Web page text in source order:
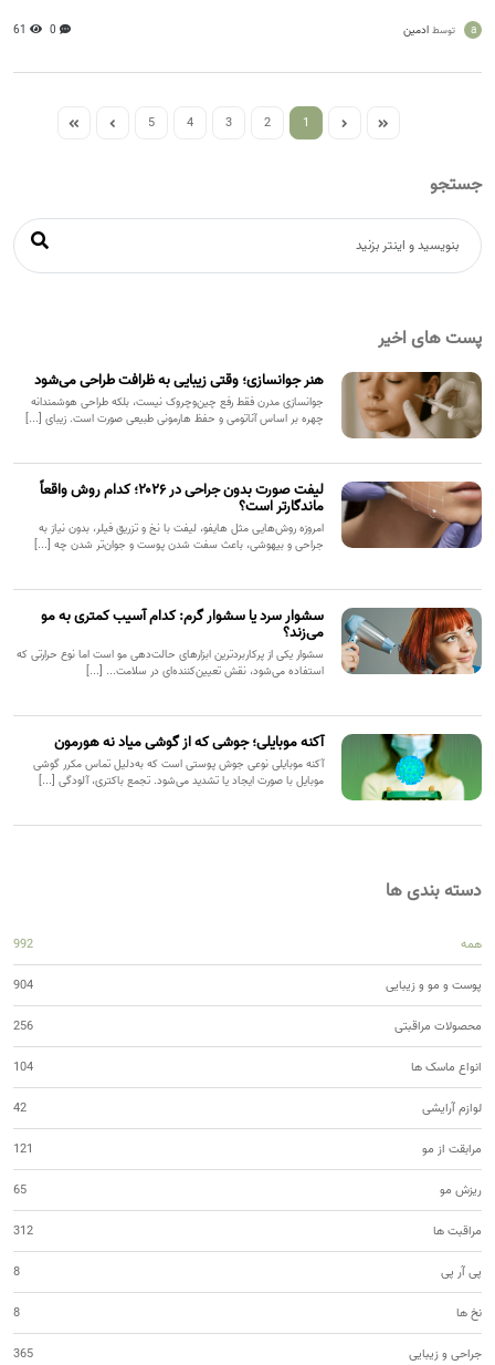
a توسط ادمین 0
61
1
2
3
4
5
جستجو
پست های اخیر
هنر جوانسازی؛ وقتی زیبایی به ظرافت طراحی می‌شود
جوانسازی مدرن فقط رفع چین‌وچروک نیست، بلکه طراحی هوشمندانه
چهره بر اساس آناتومی و حفظ هارمونی طبیعی صورت است. زیبای [...]
لیفت صورت بدون جراحی در ۲۰۲۶؛ کدام روش واقعاً
ماندگارتر است؟
امروزه روش‌هایی مثل هایفو، لیفت با نخ و تزریق فیلر، بدون نیاز به
جراحی و بیهوشی، باعث سفت شدن پوست و جوان‌تر شدن چه [...]
سشوار سرد یا سشوار گرم: کدام آسیب کمتری به مو
می‌زند؟
سشوار یکی از پرکاربردترین ابزارهای حالت‌دهی مو است اما نوع حرارتی که
استفاده می‌شود، نقش تعیین‌کننده‌ای در سلامت... [...]
آکنه موبایلی؛ جوشی که از گوشی میاد نه هورمون
آکنه موبایلی نوعی جوش پوستی است که به‌دلیل تماس مکرر گوشی
موبایل با صورت ایجاد یا تشدید می‌شود. تجمع باکتری، آلودگی [...]
دسته بندی ها
همه 992
پوست و مو و زیبایی 904
محصولات مراقبتی 256
انواع ماسک ها 104
لوازم آرایشی 42
مرابقت از مو 121
ریزش مو 65
مراقبت ها 312
پی آر پی 8
نخ ها 8
جراحی و زیبایی 365